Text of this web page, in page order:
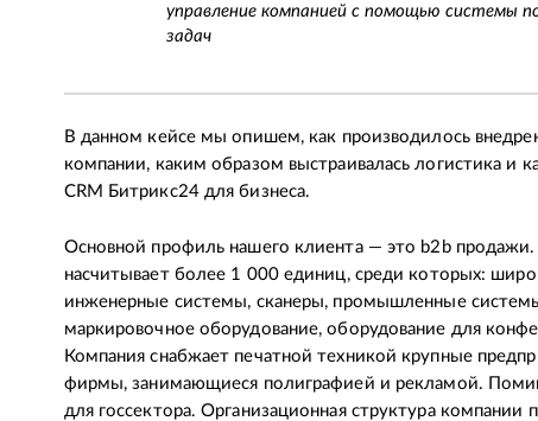
управление компанией с помощью системы
задач
В данном кейсе мы опишем, как производилось
компании, каким образом выстраивалась логистика и
CRM Битрикс24 для бизнеса.
Основной профиль нашего клиента — это b2b продажи.
насчитывает более 1 000 единиц, среди которых:
инженерные системы, сканеры, промышленные
маркировочное оборудование, оборудование для
Компания снабжает печатной техникой крупные
фирмы, занимающиеся полиграфией и рекламой.
для госсектора. Организационная структура компании